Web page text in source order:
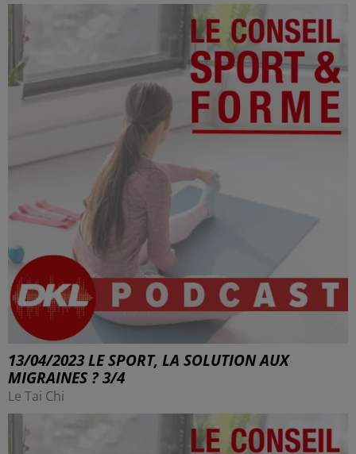
13/04/2023 LE SPORT, LA SOLUTION AUX
MIGRAINES ? 3/4
Le Tai Chi